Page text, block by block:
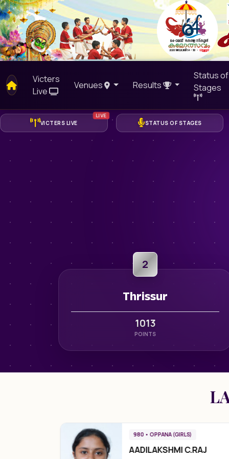
Victers
Live
Venues Results
Status of
Stages
LIVE
VICTERS LIVE STATUS OF STAGES
2
Thrissur
1013
POINTS
980 • OPPANA (GIRLS)
AADILAKSHMI C.RAJ